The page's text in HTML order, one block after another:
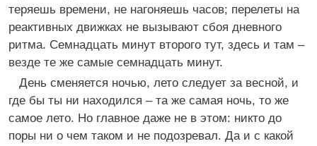
теряешь времени, не нагоняешь часов; перелеты на
реактивных движках не вызывают сбоя дневного
ритма. Семнадцать минут второго тут, здесь и там –
везде те же самые семнадцать минут.
День сменяется ночью, лето следует за весной, и
где бы ты ни находился – та же самая ночь, то же
самое лето. Но главное даже не в этом: никто до
поры ни о чем таком и не подозревал. Да и с какой